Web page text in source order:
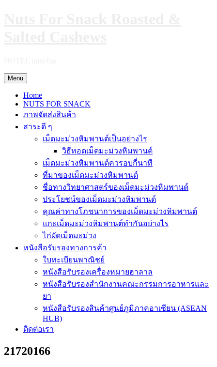
Menu
Home
NUTS FOR SNACK
ภาพจัดส่งสินค้า
สาระดี ๆ
เม็ดมะม่วงหิมพานต์เป็นอย่างไร
วิธีทอดเม็ดมะม่วงหิมพานต์
เม็ดมะม่วงหิมพานต์ควรอบกี่นาที
ที่มาของเม็ดมะม่วงหิมพานต์
ชื่อทางวิทยาศาสตร์ของเม็ดมะม่วงหิมพานต์
ประโยชน์ของเม็ดมะม่วงหิมพานต์
คุณค่าทางโภชนาการของเม็ดมะม่วงหิมพานต์
แกะเม็ดมะม่วงหิมพานต์ทำกันอย่างไร
ไก่ผัดเม็ดมะม่วง
หนังสือรับรองทางการค้า
ใบทะเบียนพาณิชย์
หนังสือรับรองเครื่องหมายฮาลาล
หนังสือรับรองสำนักงานคณะกรรมการอาหารและ
ยา
หนังสือรับรองสินค้าศูนย์ภูมิภาคอาเซียน (ASEAN
HUB)
ติดต่อเรา
21720166